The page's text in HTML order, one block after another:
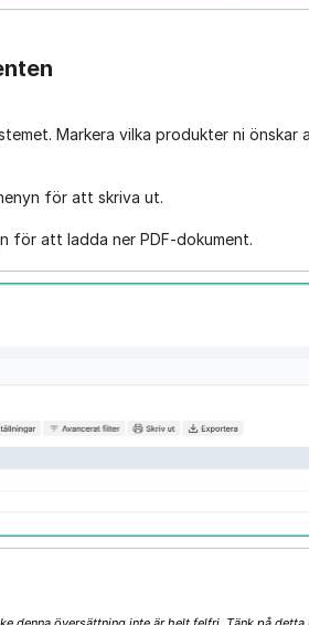
Markera vilka produkter ni önskar
för att skriva ut.
för att ladda ner PDF-dokument.